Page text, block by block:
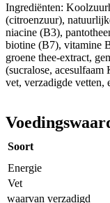
Ingrediënten:
(citroenzuur),
niacine (B3),
biotine (B7), vitamine
groene thee-extract,
(sucralose,
vet, verzadigde vetten,
Soort
Energie
Vet
waarvan verzadigd